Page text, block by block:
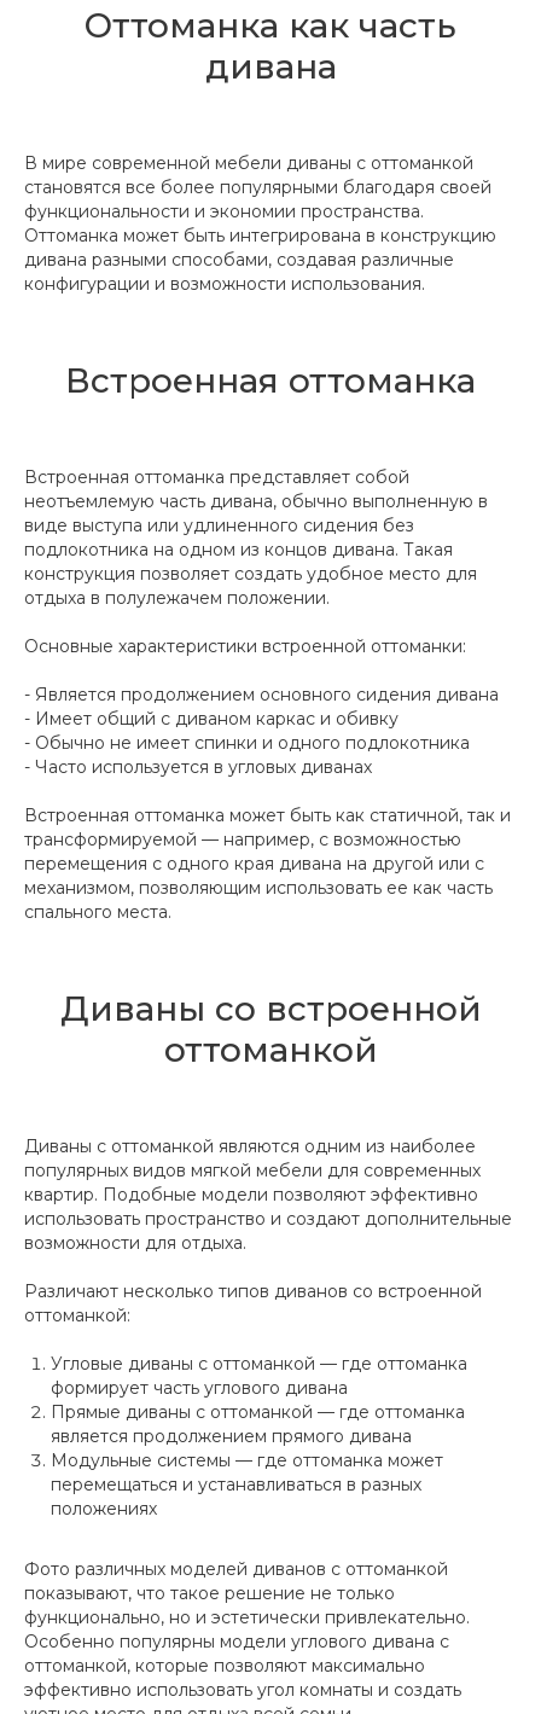
Оттоманка как часть
дивана
В мире современной мебели диваны с оттоманкой
становятся все более популярными благодаря своей
функциональности и экономии пространства.
Оттоманка может быть интегрирована в конструкцию
дивана разными способами, создавая различные
конфигурации и возможности использования.
Встроенная оттоманка
Встроенная оттоманка представляет собой
неотъемлемую часть дивана, обычно выполненную в
виде выступа или удлиненного сидения без
подлокотника на одном из концов дивана. Такая
конструкция позволяет создать удобное место для
отдыха в полулежачем положении.
Основные характеристики встроенной оттоманки:
- Является продолжением основного сидения дивана
- Имеет общий с диваном каркас и обивку
- Обычно не имеет спинки и одного подлокотника
- Часто используется в угловых диванах
Встроенная оттоманка может быть как статичной, так и
трансформируемой — например, с возможностью
перемещения с одного края дивана на другой или с
механизмом, позволяющим использовать ее как часть
спального места.
Диваны со встроенной
оттоманкой
Диваны с оттоманкой являются одним из наиболее
популярных видов мягкой мебели для современных
квартир. Подобные модели позволяют эффективно
использовать пространство и создают дополнительные
возможности для отдыха.
Различают несколько типов диванов со встроенной
оттоманкой:
Угловые диваны с оттоманкой — где оттоманка
формирует часть углового дивана
Прямые диваны с оттоманкой — где оттоманка
является продолжением прямого дивана
Модульные системы — где оттоманка может
перемещаться и устанавливаться в разных
положениях
Фото различных моделей диванов с оттоманкой
показывают, что такое решение не только
функционально, но и эстетически привлекательно.
Особенно популярны модели углового дивана с
оттоманкой, которые позволяют максимально
эффективно использовать угол комнаты и создать